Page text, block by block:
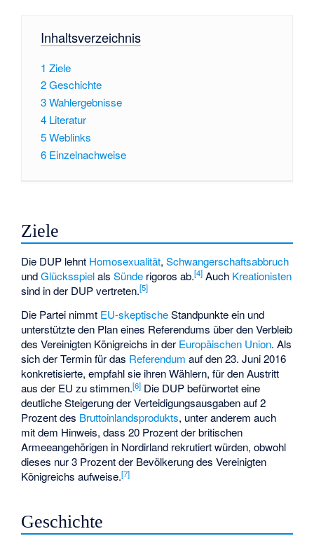
Inhaltsverzeichnis
1 Ziele
2Geschichte
3Wahlergebnisse
4 Literatur
5Weblinks
6 Einzelnachweise
Ziele
Die DUP lehnt Homosexualität,Schwangerschaftsabbruch
undGlücksspielalsSünde rigoros ab.[4] Auch Kreationisten
sind in der DUP vertreten.[5]
Die Partei nimmt EU-skeptischeStandpunkte ein und
unterstützte den Plan eines Referendums über den Verbleib
des Vereinigten Königreichs in der Europäischen Union. Als
sich der Termin für das Referendum auf den 23. Juni 2016
konkretisierte, empfahl sie ihren Wählern, für den Austritt
aus der EU zu stimmen.[6] Die DUP befürwortet eine
deutliche Steigerung der Verteidigungsausgaben auf 2
Prozent des Bruttoinlandsprodukts, unter anderem auch
mit dem Hinweis, dass 20 Prozent der britischen
Armeeangehörigen in Nordirland rekrutiert würden, obwohl
dieses nur 3 Prozent der Bevölkerung des Vereinigten
Königreichs aufweise.[7]
Geschichte